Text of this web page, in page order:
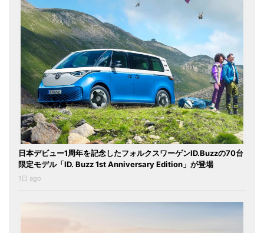
日本デビュー1周年を記念したフォルクスワーゲンID.Buzzの70台
限定モデル「ID. Buzz 1st Anniversary Edition」が登場
1日 ago